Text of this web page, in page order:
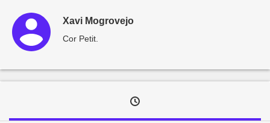
Xavi Mogrovejo
Cor Petit.